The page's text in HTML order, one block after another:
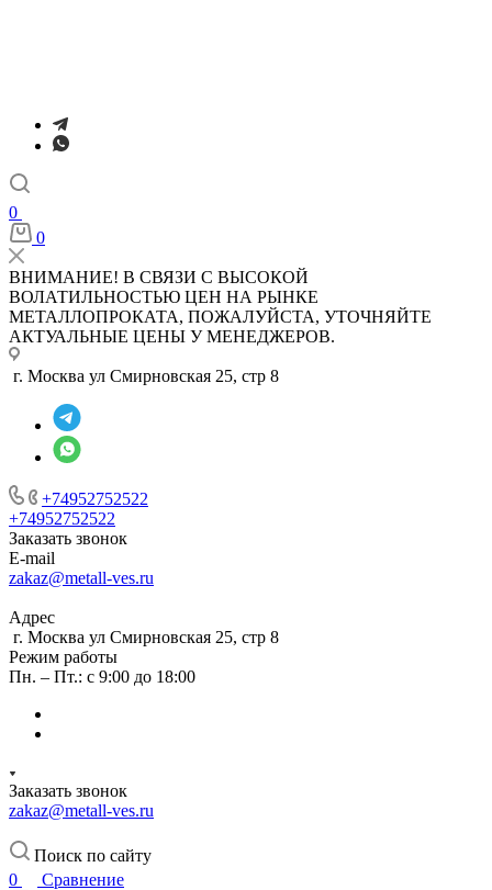
0
0
ВНИМАНИЕ! В СВЯЗИ С ВЫСОКОЙ
ВОЛАТИЛЬНОСТЬЮ ЦЕН НА РЫНКЕ
МЕТАЛЛОПРОКАТА, ПОЖАЛУЙСТА, УТОЧНЯЙТЕ
АКТУАЛЬНЫЕ ЦЕНЫ У МЕНЕДЖЕРОВ.
г. Москва ул Смирновская 25, стр 8
+74952752522
+74952752522
Заказать звонок
E-mail
zakaz@metall-ves.ru
Адрес
г. Москва ул Смирновская 25, стр 8
Режим работы
Пн. – Пт.: с 9:00 до 18:00
Заказать звонок
zakaz@metall-ves.ru
Поиск по сайту
0
Сравнение